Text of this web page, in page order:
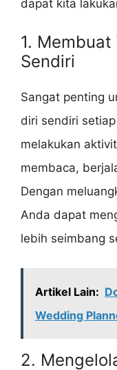
dapat kita
1.
Sendiri
Sangat penting
diri sendiri
melakukan
membaca,
Dengan
Anda dapat
lebih seimbang
Artikel Lain:
Wedding
2.